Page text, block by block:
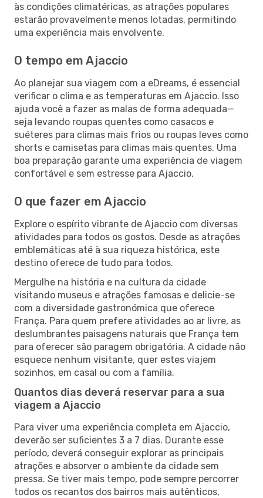
às condições climatéricas, as atrações populares
estarão provavelmente menos lotadas, permitindo
uma experiência mais envolvente.
O tempo em Ajaccio
Ao planejar sua viagem com a eDreams, é essencial
verificar o clima e as temperaturas em Ajaccio. Isso
ajuda você a fazer as malas de forma adequada—
seja levando roupas quentes como casacos e
suéteres para climas mais frios ou roupas leves como
shorts e camisetas para climas mais quentes. Uma
boa preparação garante uma experiência de viagem
confortável e sem estresse para Ajaccio.
O que fazer em Ajaccio
Explore o espírito vibrante de Ajaccio com diversas
atividades para todos os gostos. Desde as atrações
emblemáticas até à sua riqueza histórica, este
destino oferece de tudo para todos.
Mergulhe na história e na cultura da cidade
visitando museus e atrações famosas e delicie-se
com a diversidade gastronómica que oferece
França. Para quem prefere atividades ao ar livre, as
deslumbrantes paisagens naturais que França tem
para oferecer são paragem obrigatória. A cidade não
esquece nenhum visitante, quer estes viajem
sozinhos, em casal ou com a família.
Quantos dias deverá reservar para a sua
viagem a Ajaccio
Para viver uma experiência completa em Ajaccio,
deverão ser suficientes 3 a 7 dias. Durante esse
período, deverá conseguir explorar as principais
atrações e absorver o ambiente da cidade sem
pressa. Se tiver mais tempo, pode sempre percorrer
todos os recantos dos bairros mais autênticos,